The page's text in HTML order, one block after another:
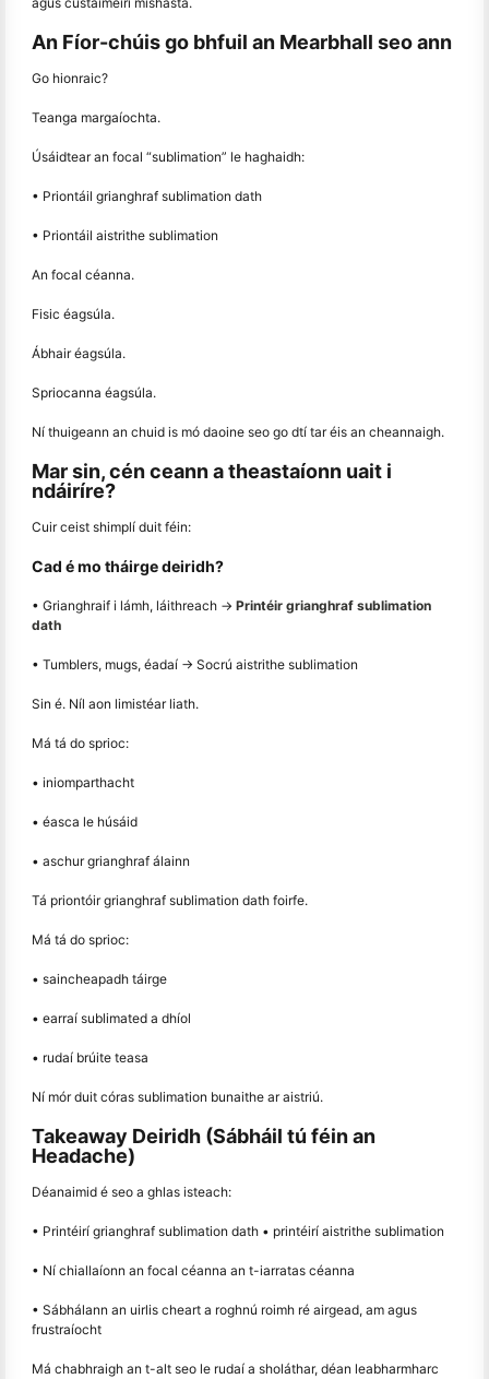
An Fíor-chúis go bhfuil an Mearbhall seo ann
Go hionraic?
Teanga margaíochta.
Úsáidtear an focal “sublimation” le haghaidh:
• Priontáil grianghraf sublimation dath
• Priontáil aistrithe sublimation
An focal céanna.
Fisic éagsúla.
Ábhair éagsúla.
Spriocanna éagsúla.
Ní thuigeann an chuid is mó daoine seo go dtí tar éis an cheannaigh.
Mar sin, cén ceann a theastaíonn uait i
ndáiríre?
Cuir ceist shimplí duit féin:
Cad é mo tháirge deiridh?
• Grianghraif i lámh, láithreach → Printéir grianghraf sublimation
dath
• Tumblers, mugs, éadaí → Socrú aistrithe sublimation
Sin é. Níl aon limistéar liath.
Má tá do sprioc:
• iniomparthacht
• éasca le húsáid
• aschur grianghraf álainn
Tá priontóir grianghraf sublimation dath foirfe.
Má tá do sprioc:
• saincheapadh táirge
• earraí sublimated a dhíol
• rudaí brúite teasa
Ní mór duit córas sublimation bunaithe ar aistriú.
Takeaway Deiridh (Sábháil tú féin an
Headache)
Déanaimid é seo a ghlas isteach:
• Printéirí grianghraf sublimation dath • printéirí aistrithe sublimation
• Ní chiallaíonn an focal céanna an t-iarratas céanna
• Sábhálann an uirlis cheart a roghnú roimh ré airgead, am agus
frustraíocht
Má chabhraigh an t-alt seo le rudaí a sholáthar, déan leabharmharc